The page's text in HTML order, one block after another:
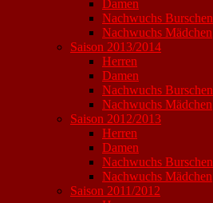
Damen
Nachwuchs Burschen
Nachwuchs Mädchen
Saison 2013/2014
Herren
Damen
Nachwuchs Burschen
Nachwuchs Mädchen
Saison 2012/2013
Herren
Damen
Nachwuchs Burschen
Nachwuchs Mädchen
Saison 2011/2012